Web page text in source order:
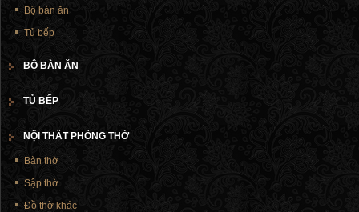
Bộ bàn ăn
Tủ bếp
BỘ BÀN ĂN
TỦ BẾP
NỘI THẤT PHÒNG THỜ
Bàn thờ
Sập thờ
Đồ thờ khác